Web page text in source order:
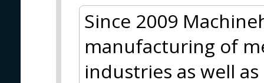
Since 2009
manufacturing of
industries as well